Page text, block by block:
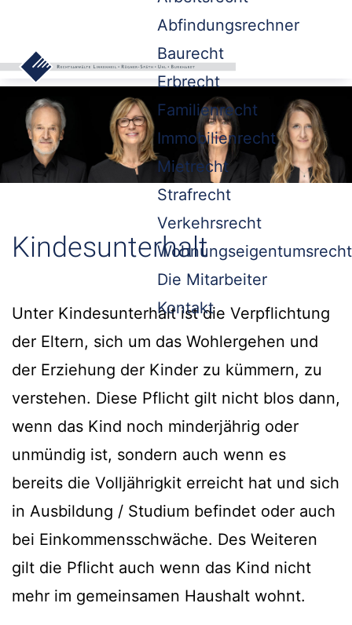
Abfindungsrechner
Baurecht
Erbrecht
Familienrecht
Immobilienrecht
Mietrecht
Strafrecht
Verkehrsrecht
Wohnungseigentumsrecht
Die Mitarbeiter
Kontakt
Kindesunterhalt
Unter Kindesunterhalt ist die Verpflichtung
der Eltern, sich um das Wohlergehen und
der Erziehung der Kinder zu kümmern, zu
verstehen. Diese Pflicht gilt nicht blos dann,
wenn das Kind noch minderjährig oder
unmündig ist, sondern auch wenn es
bereits die Volljährigkit erreicht hat und sich
in Ausbildung / Studium befindet oder auch
bei Einkommensschwäche. Des Weiteren
gilt die Pflicht auch wenn das Kind nicht
mehr im gemeinsamen Haushalt wohnt.